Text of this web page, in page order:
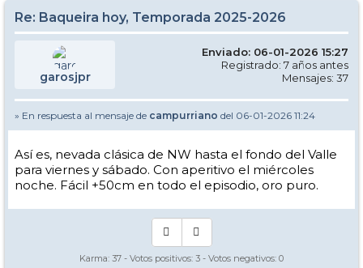
Re: Baqueira hoy, Temporada 2025-2026
garosjpr
Enviado: 06-01-2026 15:27
Registrado: 7 años antes
Mensajes: 37
» En respuesta al mensaje de campurriano del 06-01-2026 11:24
Así es, nevada clásica de NW hasta el fondo del Valle
para viernes y sábado. Con aperitivo el miércoles
noche. Fácil +50cm en todo el episodio, oro puro.
Karma: 37 - Votos positivos: 3 - Votos negativos: 0